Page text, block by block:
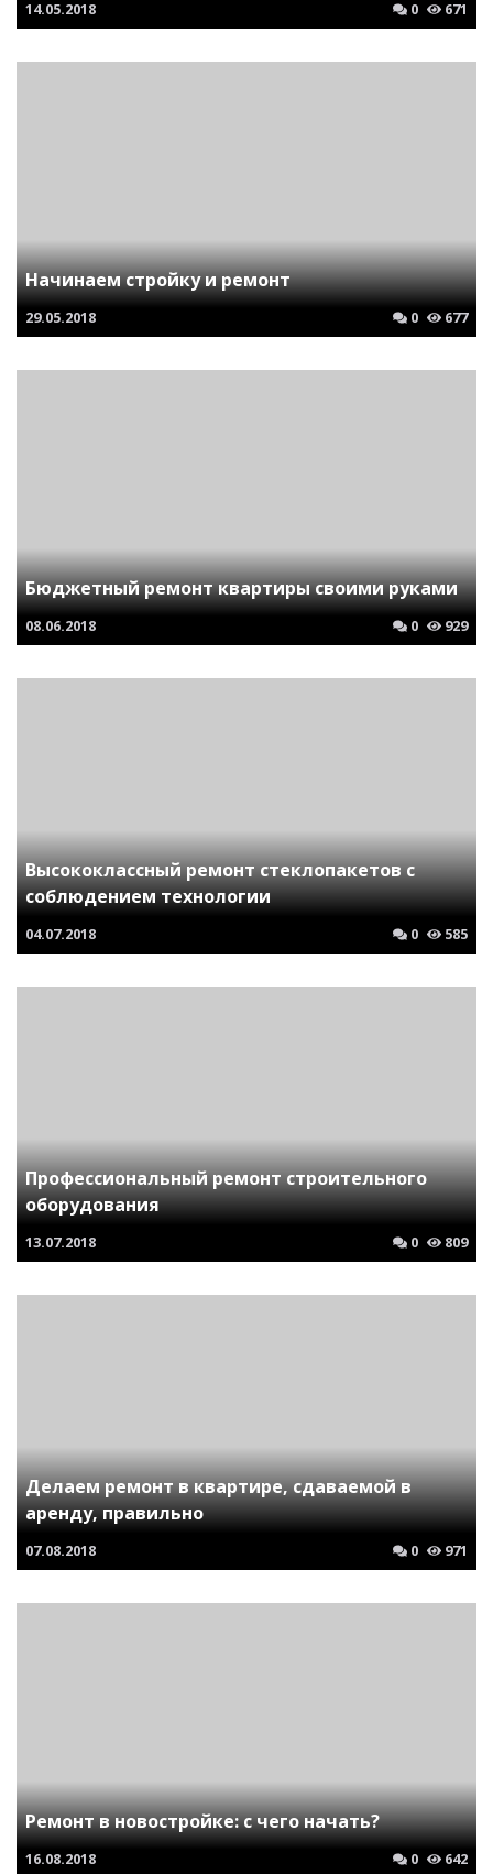
14.05.2018 0 671
Начинаем стройку и ремонт
29.05.2018 0 677
Бюджетный ремонт квартиры своими руками
08.06.2018 0 929
Высококлассный ремонт стеклопакетов с
соблюдением технологии
04.07.2018 0 585
Профессиональный ремонт строительного
оборудования
13.07.2018 0 809
Делаем ремонт в квартире, сдаваемой в
аренду, правильно
07.08.2018 0 971
Ремонт в новостройке: с чего начать?
16.08.2018 0 642